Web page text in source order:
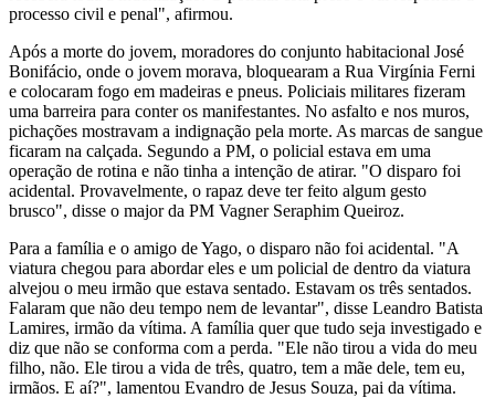
processo civil e penal", afirmou.
Após a morte do jovem, moradores do conjunto habitacional José
Bonifácio, onde o jovem morava, bloquearam a Rua Virgínia Ferni
e colocaram fogo em madeiras e pneus. Policiais militares fizeram
uma barreira para conter os manifestantes. No asfalto e nos muros,
pichações mostravam a indignação pela morte. As marcas de sangue
ficaram na calçada. Segundo a PM, o policial estava em uma
operação de rotina e não tinha a intenção de atirar. "O disparo foi
acidental. Provavelmente, o rapaz deve ter feito algum gesto
brusco", disse o major da PM Vagner Seraphim Queiroz.
Para a família e o amigo de Yago, o disparo não foi acidental. "A
viatura chegou para abordar eles e um policial de dentro da viatura
alvejou o meu irmão que estava sentado. Estavam os três sentados.
Falaram que não deu tempo nem de levantar", disse Leandro Batista
Lamires, irmão da vítima. A família quer que tudo seja investigado e
diz que não se conforma com a perda. "Ele não tirou a vida do meu
filho, não. Ele tirou a vida de três, quatro, tem a mãe dele, tem eu,
irmãos. E aí?", lamentou Evandro de Jesus Souza, pai da vítima.